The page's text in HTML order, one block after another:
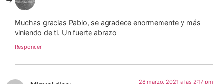
Muchas gracias Pablo, se agradece enormemente y más
viniendo de ti. Un fuerte abrazo
Responder
28 marzo, 2021 a las 2:17 pm